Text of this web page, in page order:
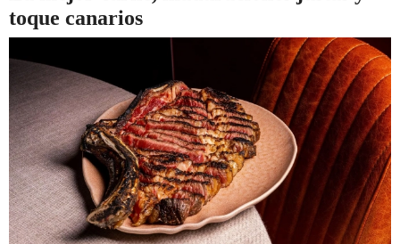
toque canarios